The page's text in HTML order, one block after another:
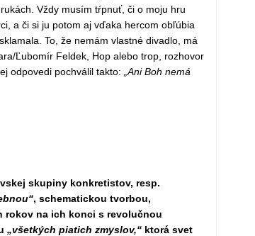
Vždy musím tŕpnuť, či o moju hru
a či si ju potom aj vďaka hercom obľúbia
To, že nemám vlastné divadlo, má
Ľubomír Feldek, Hop alebo trop, rozhovor
odpovedi pochválil takto:
„Ani Boh nemá
skupiny konkretistov, resp.
, schematickou tvorbou,
na ich konci s revolučnou
„všetkých piatich zmyslov,“ktorá svet